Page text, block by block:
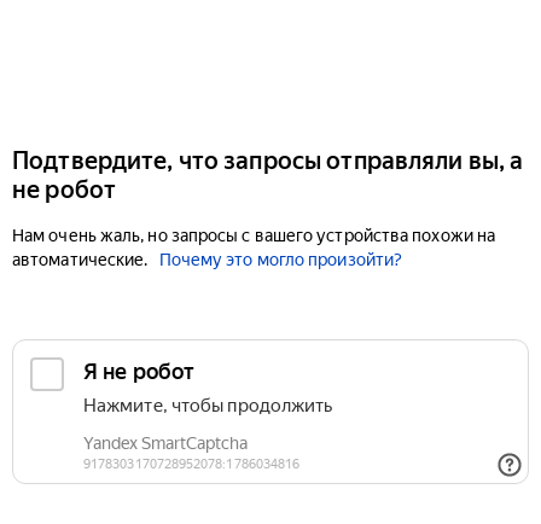
Подтвердите, что запросы отправляли вы, а
не робот
Нам очень жаль, но запросы с вашего устройства похожи на
автоматические.
Почему это могло произойти?